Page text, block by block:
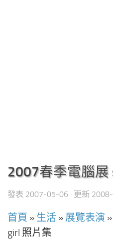
2007春季電腦
發表 2007-05-06 · 更新
首頁 » 生活 » 展覽表演 »
girl 照片集